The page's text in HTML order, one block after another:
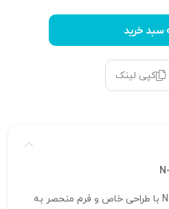
سبد خرید
کپی لینک
آویز مینیمال آینه‌ ای N-M-07 با طراحی خاص و فرم منحصر به